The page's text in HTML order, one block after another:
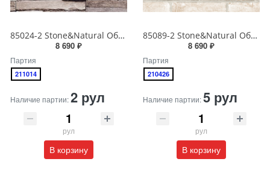
85024-2 Stone&Natural Обои виниловые на бумажной основе 1.06*15.5
8 690 ₽
Партия
211014
Наличие партии:2 рул
рул
В корзину
85089-2 Stone&Natural Обои виниловые на бумажной основе 1.06*15.5
8 690 ₽
Партия
210426
Наличие партии:5 рул
рул
В корзину